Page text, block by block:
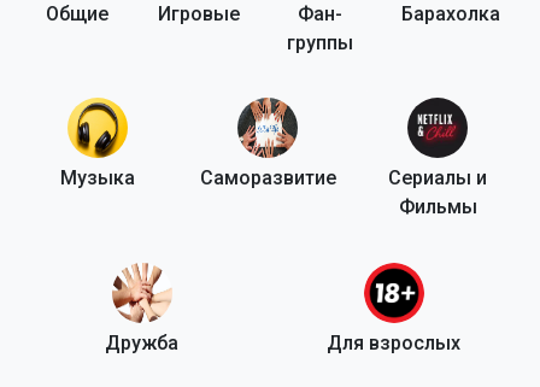
Общие Игровые
Фан-
группы
Барахолка
Музыка Саморазвитие
Сериалы и
Фильмы
Дружба Для взрослых